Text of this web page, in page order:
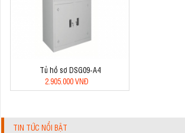
Tủ hồ sơ DSG09-A4
2.905.000 VNĐ
TIN TỨC NỔI BẬT